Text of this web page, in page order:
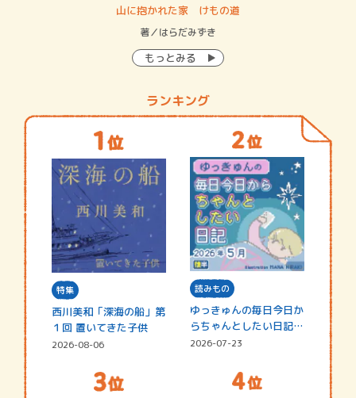
山に抱かれた家 けもの道
著／はらだみずき
もっとみる
ランキング
特集
西川美和「深海の船」第
１回 置いてきた子供
2026-08-06
読みもの
ゆっきゅんの毎日今日か
らちゃんとしたい日記
☆202…
2026-07-23